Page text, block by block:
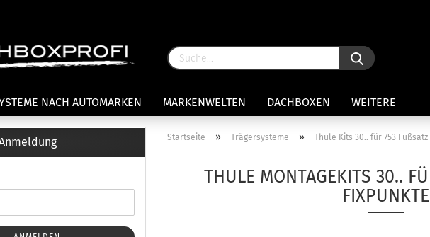
Konto
NACH AUTOMARKEN MARKENWELTEN DACHBOXEN WEITERE
Universaltträger Reling
Startseite » Trägersysteme » Thule Kits 30.. für 753
THULE MONTAGEKITS 30..
FIXPUNKTE